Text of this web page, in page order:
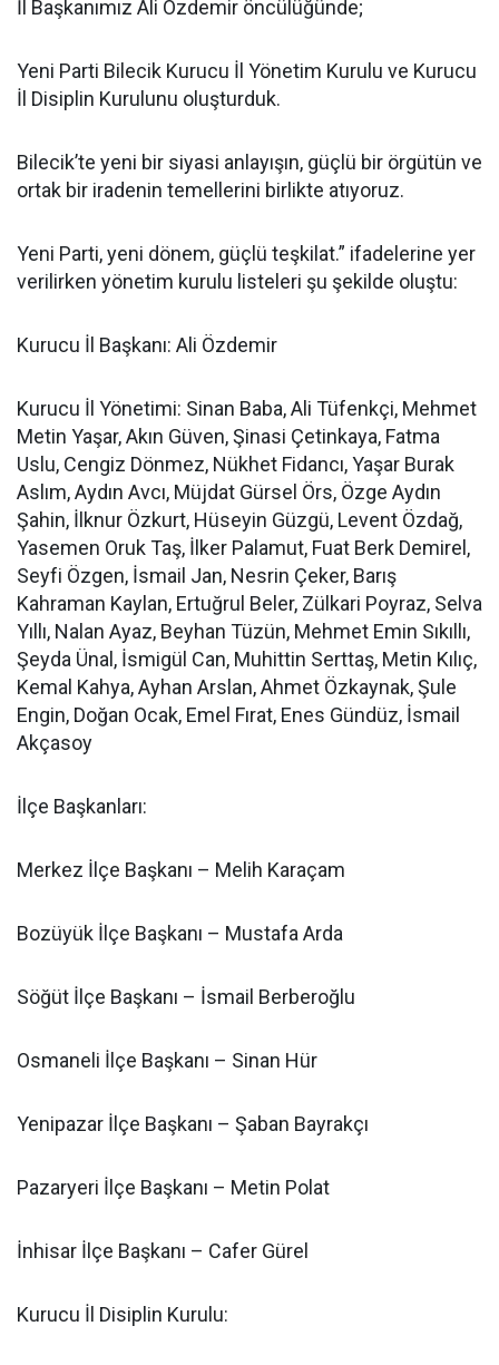
İl Başkanımız Ali Özdemir öncülüğünde;
Yeni Parti Bilecik Kurucu İl Yönetim Kurulu ve Kurucu
İl Disiplin Kurulunu oluşturduk.
Bilecik’te yeni bir siyasi anlayışın, güçlü bir örgütün ve
ortak bir iradenin temellerini birlikte atıyoruz.
Yeni Parti, yeni dönem, güçlü teşkilat.” ifadelerine yer
verilirken yönetim kurulu listeleri şu şekilde oluştu:
Kurucu İl Başkanı: Ali Özdemir
Kurucu İl Yönetimi: Sinan Baba, Ali Tüfenkçi, Mehmet
Metin Yaşar, Akın Güven, Şinasi Çetinkaya, Fatma
Uslu, Cengiz Dönmez, Nükhet Fidancı, Yaşar Burak
Aslım, Aydın Avcı, Müjdat Gürsel Örs, Özge Aydın
Şahin, İlknur Özkurt, Hüseyin Güzgü, Levent Özdağ,
Yasemen Oruk Taş, İlker Palamut, Fuat Berk Demirel,
Seyfi Özgen, İsmail Jan, Nesrin Çeker, Barış
Kahraman Kaylan, Ertuğrul Beler, Zülkari Poyraz, Selva
Yıllı, Nalan Ayaz, Beyhan Tüzün, Mehmet Emin Sıkıllı,
Şeyda Ünal, İsmigül Can, Muhittin Serttaş, Metin Kılıç,
Kemal Kahya, Ayhan Arslan, Ahmet Özkaynak, Şule
Engin, Doğan Ocak, Emel Fırat, Enes Gündüz, İsmail
Akçasoy
İlçe Başkanları:
Merkez İlçe Başkanı – Melih Karaçam
Bozüyük İlçe Başkanı – Mustafa Arda
Söğüt İlçe Başkanı – İsmail Berberoğlu
Osmaneli İlçe Başkanı – Sinan Hür
Yenipazar İlçe Başkanı – Şaban Bayrakçı
Pazaryeri İlçe Başkanı – Metin Polat
İnhisar İlçe Başkanı – Cafer Gürel
Kurucu İl Disiplin Kurulu: